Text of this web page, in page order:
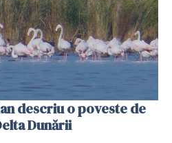
descriu o poveste de
Dunării